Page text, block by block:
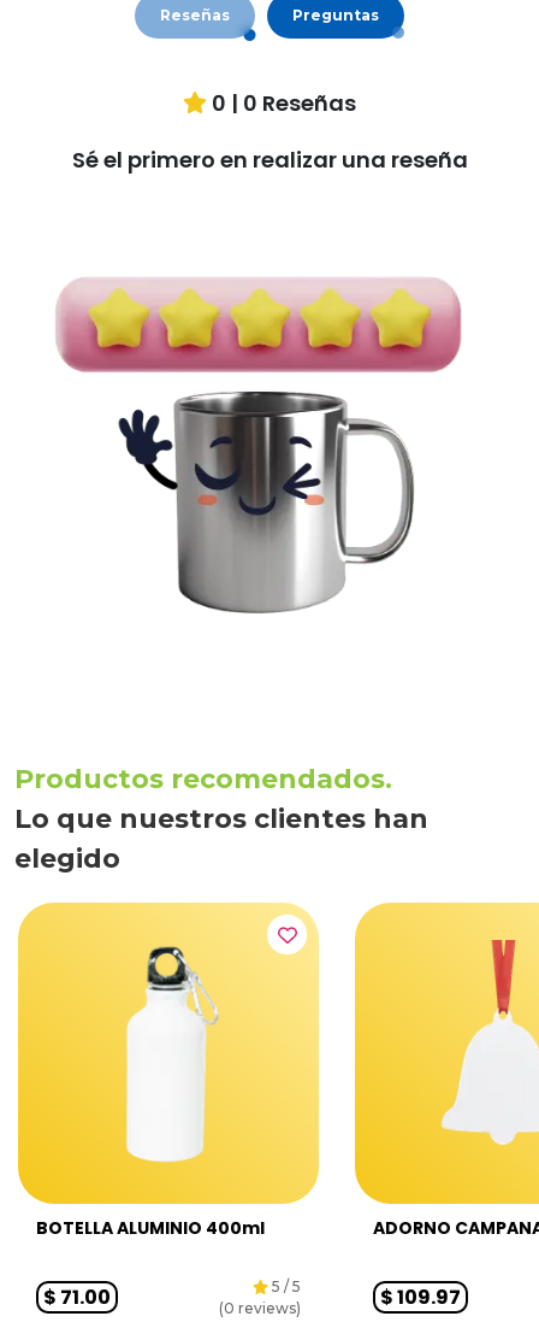
Reseñas Preguntas
0 | 0 Reseñas
Sé el primero en realizar una reseña
Productos recomendados.
Lo que nuestros clientes han
elegido
BOTELLA ALUMINIO 400ml
$ 71.00 5 / 5
(0 reviews)
ADORNO
$109.97